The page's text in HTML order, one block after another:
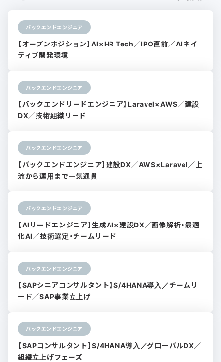
バックエンドエンジニア
【オープンポジション】AI×HR Tech／IPO直前／AIネイ
ティブ開発環境
バックエンドエンジニア
【バックエンドリードエンジニア】Laravel×AWS／建設
DX／技術組織リード
バックエンドエンジニア
【バックエンドエンジニア】建設DX／AWS×Laravel／上
流から運用まで一気通貫
バックエンドエンジニア
【AIリードエンジニア】生成AI×建設DX／画像解析・最適
化AI／技術選定・チームリード
バックエンドエンジニア
【SAPシニアコンサルタント】S/4HANA導入／チームリ
ード／SAP事業立上げ
バックエンドエンジニア
【SAPコンサルタント】S/4HANA導入／グローバルDX／
組織立上げフェーズ